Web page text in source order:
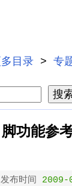
目录 >专
功能参
发布时间 2009-